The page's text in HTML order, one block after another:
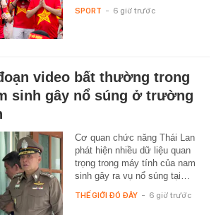
SPORT - 6 giờ trước
video bất thường trong
sinh gây nổ súng ở trường
Cơ quan chức năng Thái Lan
phát hiện nhiều dữ liệu quan
trọng trong máy tính của nam
sinh gây ra vụ nổ súng tại…
THẾ GIỚI ĐÓ ĐÂY - 6 giờ trước